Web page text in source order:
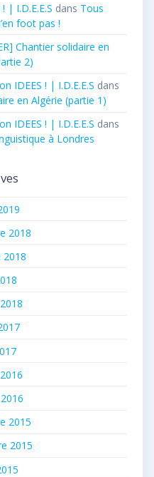
| I.D.E.E.S dans Tous
foot pas !
Chantier solidaire en
2)
IDEES ! | I.D.E.E.S dans
en Algérie (partie 1)
IDEES ! | I.D.E.E.S dans
à Londres
2018
2015
2015